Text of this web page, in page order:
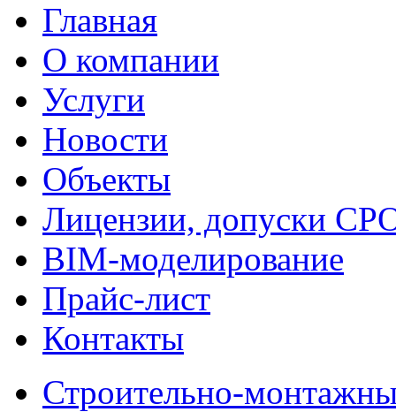
Главная
О компании
Услуги
Новости
Объекты
Лицензии, допуски
BIM-моделирование
Прайс-лист
Контакты
Строительно-